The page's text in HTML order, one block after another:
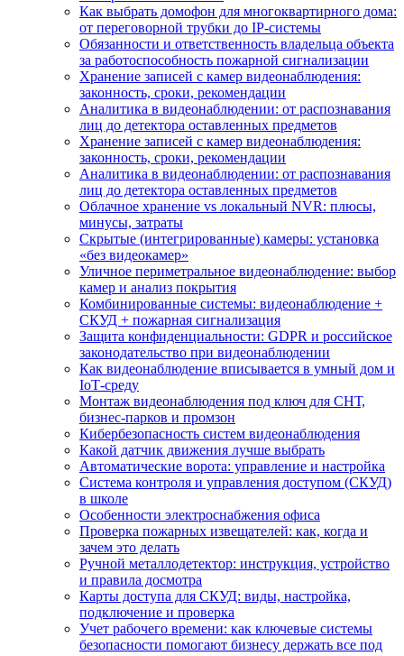
Как выбрать домофон для многоквартирного дома:
от переговорной трубки до IP-системы
Обязанности и ответственность владельца объекта
за работоспособность пожарной сигнализации
Хранение записей с камер видеонаблюдения:
законность, сроки, рекомендации
Аналитика в видеонаблюдении: от распознавания
лиц до детектора оставленных предметов
Хранение записей с камер видеонаблюдения:
законность, сроки, рекомендации
Аналитика в видеонаблюдении: от распознавания
лиц до детектора оставленных предметов
Облачное хранение vs локальный NVR: плюсы,
минусы, затраты
Скрытые (интегрированные) камеры: установка
«без видеокамер»
Уличное периметральное видеонаблюдение: выбор
камер и анализ покрытия
Комбинированные системы: видеонаблюдение +
СКУД + пожарная сигнализация
Защита конфиденциальности: GDPR и российское
законодательство при видеонаблюдении
Как видеонаблюдение вписывается в умный дом и
IoT‑среду
Монтаж видеонаблюдения под ключ для СНТ,
бизнес‑парков и промзон
Кибербезопасность систем видеонаблюдения
Какой датчик движения лучше выбрать
Автоматические ворота: управление и настройка
Система контроля и управления доступом (СКУД)
в школе
Особенности электроснабжения офиса
Проверка пожарных извещателей: как, когда и
зачем это делать
Ручной металлодетектор: инструкция, устройство
и правила досмотра
Карты доступа для СКУД: виды, настройка,
подключение и проверка
Учет рабочего времени: как ключевые системы
безопасности помогают бизнесу держать все под